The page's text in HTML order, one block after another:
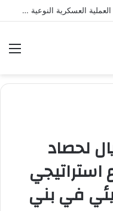
.السلطة المحلية بمحافظة شبوة تبارك العملية العسكرية النوعية للقوات المسلحة اليمنية ضد تحشيدات العدو السعودي
ريال لحصاد
استراتيجي
في بني